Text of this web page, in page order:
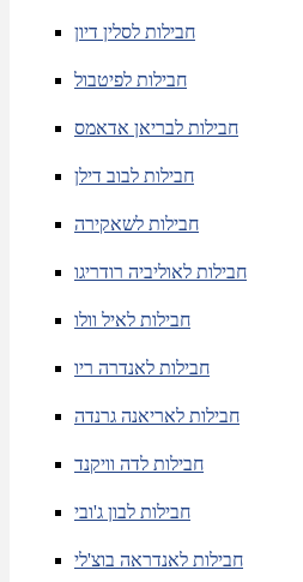
חבילות לסלין דיון
חבילות לפיטבול
חבילות לבריאן אדאמס
חבילות לבוב דילן
חבילות לשאקירה
חבילות לאוליביה רודריגו
חבילות לאיל וולו
חבילות לאנדרה ריו
חבילות לאריאנה גרנדה
חבילות לדה וויקנד
חבילות לבון ג'ובי
חבילות לאנדראה בוצ'לי